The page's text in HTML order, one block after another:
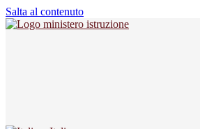
Salta al contenuto